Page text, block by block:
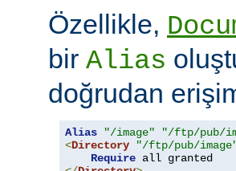
Özellikle,
bir Alias
doğrudan
Alias "/image"
"/ftp/pub/
<Directory "/ftp/pub/
Require